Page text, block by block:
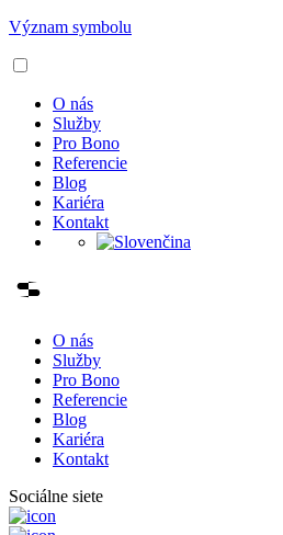
Význam symbolu
O nás
Služby
Pro Bono
Referencie
Blog
Kariéra
Kontakt
O nás
Služby
Pro Bono
Referencie
Blog
Kariéra
Kontakt
Sociálne siete